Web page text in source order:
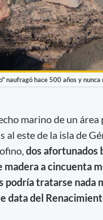
naufragó hace 500 años y nunca
marino de un área
al este de la isla de
dos afortunados
madera a cincuenta
podría tratarse nada
data del